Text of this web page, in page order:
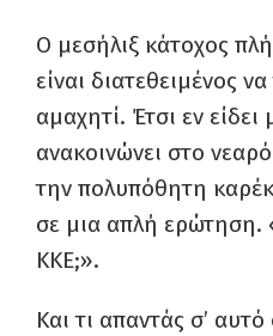
Ο μεσήλιξ κάτοχος
είναι διατεθειμένος
αμαχητί. Έτσι εν
ανακοινώνει στο
την πολυπόθητη
σε μια απλή ερώτηση.
ΚΚΕ;».
Και τι απαντάς σ’